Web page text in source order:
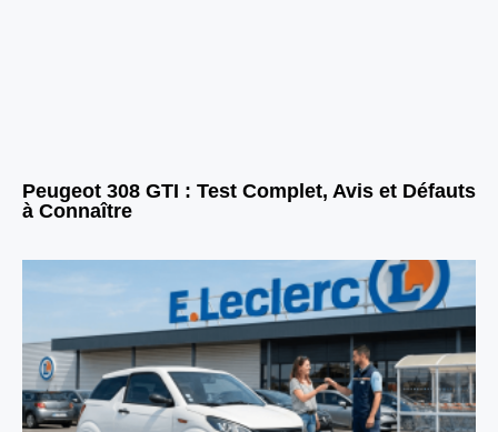
Peugeot 308 GTI : Test Complet, Avis et Défauts
à Connaître